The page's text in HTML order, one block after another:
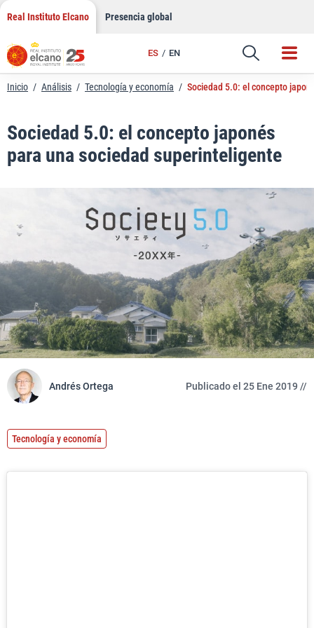
Saltar
contenido
Real Instituto Elcano Presencia global
ES EN
Enlace
Inicio / Análisis / Tecnología y economía / Sociedad 5.0: el concepto
Sociedad 5.0: el concepto japonés
para una sociedad superinteligente
Andrés Ortega Publicado el 25 Ene 2019 //
Tecnología y economía